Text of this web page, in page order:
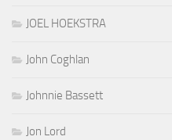
JOEL HOEKSTRA
John Coghlan
Johnnie Bassett
Jon Lord